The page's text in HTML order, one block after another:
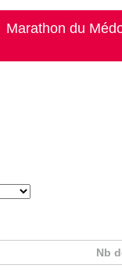
Marathon du
Nb